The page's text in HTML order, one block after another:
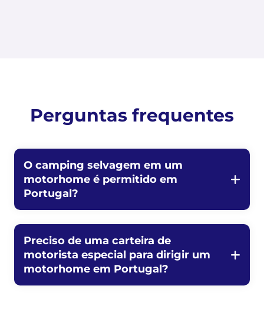
Perguntas frequentes
O camping selvagem em um
motorhome é permitido em
Portugal?
Preciso de uma carteira de
motorista especial para dirigir um
motorhome em Portugal?